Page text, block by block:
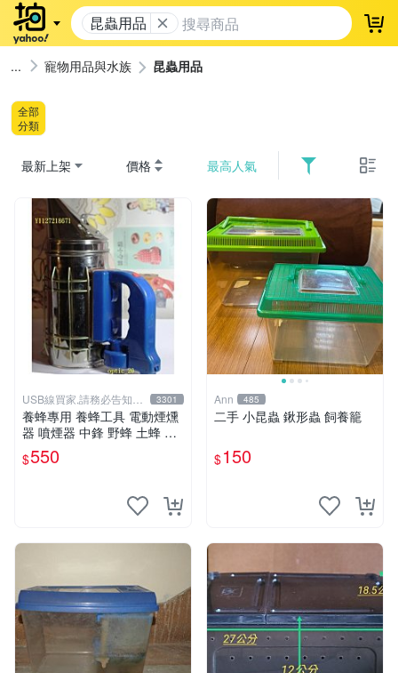
昆蟲用品 登
寵物用品與水族 昆蟲用品
全部
分類
最新上架 價格 最高人氣
USB線買家,請務必告知相
機型號
3301
養蜂專用 養蜂工具 電動煙燻
器 噴煙器 中鋒 野蜂 土蜂 另
有 餵水器 防蜂衣 羊皮手套
野蜂巢礎 蜂刷 防盜框
$550
Ann 485
二手 小昆蟲 鍬形蟲 飼養籠
$150